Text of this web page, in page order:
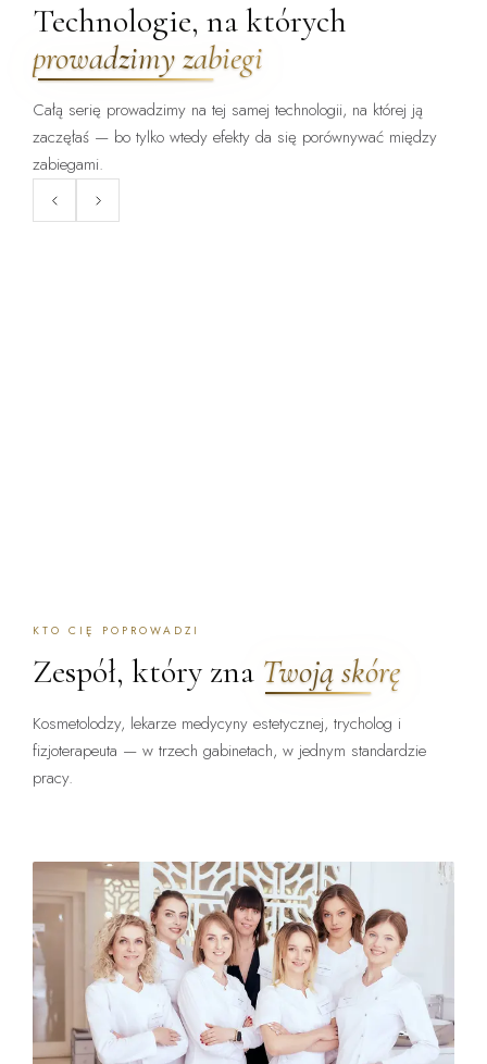
Technologie, na których
prowadzimy zabiegi
Całą serię prowadzimy na tej samej technologii, na której ją
zaczęłaś — bo tylko wtedy efekty da się porównywać między
zabiegami.
ZABIEG DOSTĘPNY:
WARSZAWA · KRAKÓW
ClearLift
Laser frakcyjny bez okresu
ZABIEG DOSTĘPNY:
KTO CIĘ POPROWADZI
Zespół, który zna Twoją skórę
Kosmetolodzy, lekarze medycyny estetycznej, trycholog i
fizjoterapeuta — w trzech gabinetach, w jednym standardzie
pracy.